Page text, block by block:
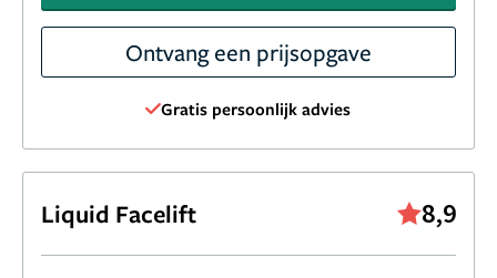
Ontvang een prijsopgave
Gratis persoonlijk advies
Liquid Facelift 8,9